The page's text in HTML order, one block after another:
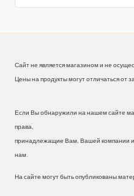
Сайт не является магазином и не
Цены на продукты могут отличаться от
Если Вы обнаружили на нашем сайте
права,
принадлежащие Вам, Вашей компании
нам.
На сайте могут быть опубликованы